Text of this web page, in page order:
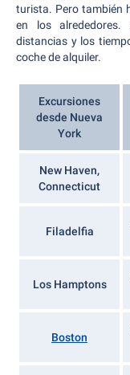
turista. Pero también
en los
distancias y los
coche de alquiler.
Excursiones
desde Nueva
York
New Haven,
Connecticut
Filadelfia
Los Hamptons
Boston